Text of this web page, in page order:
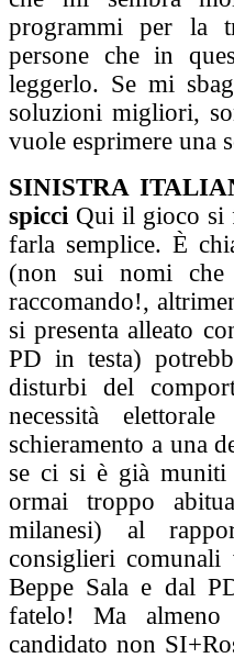
programmi per la
persone che in
leggerlo. Se mi
soluzioni migliori,
vuole esprimere una
SINISTRA
spicci Qui il gioco si
farla semplice. È
(non sui nomi
raccomando!,
si presenta alleato
PD in testa)
disturbi del
necessità
schieramento a una
se ci si è già
ormai troppo
milanesi) al
consiglieri
Beppe Sala e dal
fatelo! Ma
candidato non